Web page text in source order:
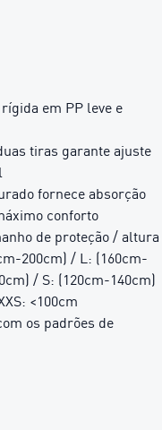
em PP leve e
tiras garante ajuste
fornece absorção
conforto
de proteção / altura
200cm) / L: (160cm-
/ S: (120cm-140cm)
<100cm
os padrões de